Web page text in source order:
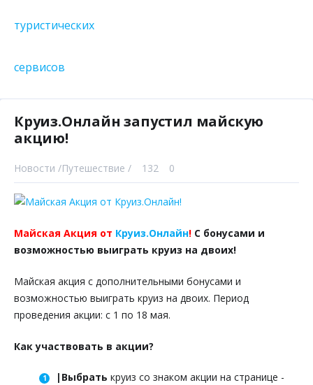
Круиз.Онлайн запустил майскую
акцию!
Новости /Путешествие / 132 0
Майская Акция от Круиз.Онлайн! С бонусами и
возможностью выиграть круиз на двоих!
Майская акция с дополнительными бонусами и
возможностью выиграть круиз на двоих. Период
проведения акции: с 1 по 18 мая.
Как участвовать в акции?
|Выбрать круиз со знаком акции на странице -